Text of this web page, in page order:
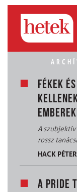
FÉKEK
A
rossz
HACK PÉTER
A PRIDE